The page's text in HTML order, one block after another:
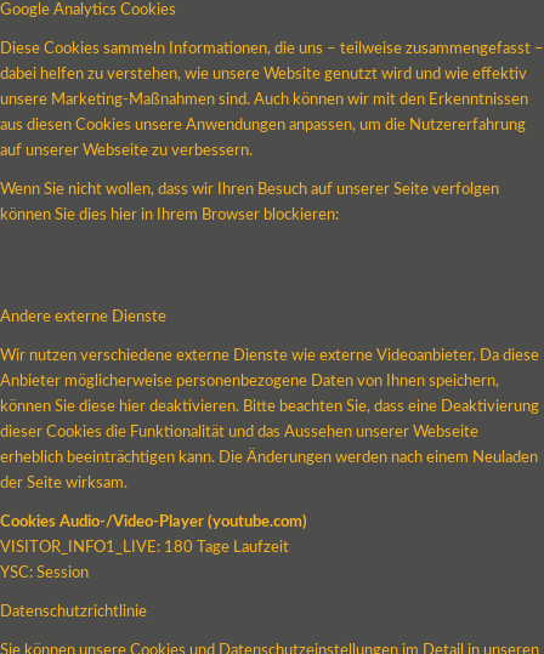
Google Analytics Cookies
Diese Cookies sammeln Informationen, die uns – teilweise zusammengefasst –
dabei helfen zu verstehen, wie unsere Website genutzt wird und wie effektiv
unsere Marketing-Maßnahmen sind. Auch können wir mit den Erkenntnissen
aus diesen Cookies unsere Anwendungen anpassen, um die Nutzererfahrung
auf unserer Webseite zu verbessern.
Wenn Sie nicht wollen, dass wir Ihren Besuch auf unserer Seite verfolgen
können Sie dies hier in Ihrem Browser blockieren:
Andere externe Dienste
Wir nutzen verschiedene externe Dienste wie externe Videoanbieter. Da diese
Anbieter möglicherweise personenbezogene Daten von Ihnen speichern,
können Sie diese hier deaktivieren. Bitte beachten Sie, dass eine Deaktivierung
dieser Cookies die Funktionalität und das Aussehen unserer Webseite
erheblich beeinträchtigen kann. Die Änderungen werden nach einem Neuladen
der Seite wirksam.
Cookies Audio-/Video-Player (youtube.com)
VISITOR_INFO1_LIVE: 180 Tage Laufzeit
YSC: Session
Datenschutzrichtlinie